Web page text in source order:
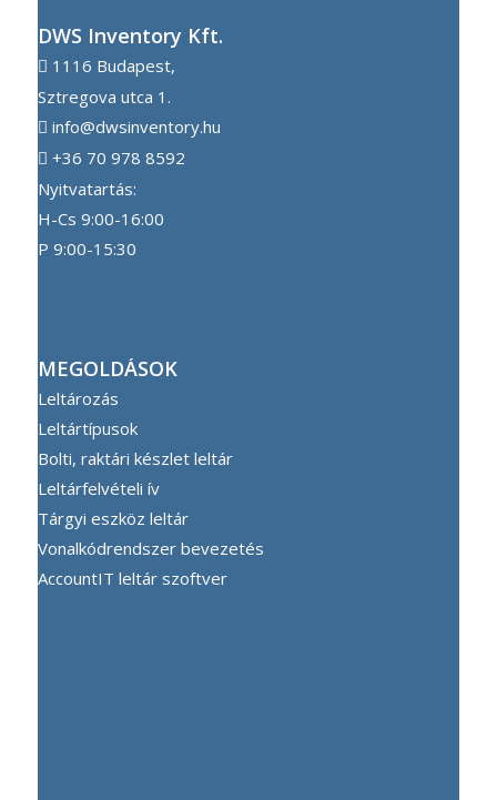
DWS Inventory Kft.
1116 Budapest,
Sztregova utca 1.
info@dwsinventory.hu
+36 70 978 8592
Nyitvatartás:
H-Cs 9:00-16:00
P 9:00-15:30
MEGOLDÁSOK
Leltározás
Leltártípusok
Bolti, raktári készlet leltár
Leltárfelvételi ív
Tárgyi eszköz leltár
Vonalkódrendszer bevezetés
AccountIT leltár szoftver